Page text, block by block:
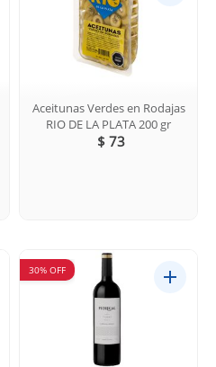
Aceitunas Verdes en Rodajas
RIO DE LA PLATA 200 gr
$ 73
30% OFF